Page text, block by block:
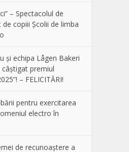
– Spectacolul de
copiii Școlii de limba
și echipa Lågen Bakeri
premiul
– FELICITĂRI!
pentru exercitarea
electro în
de recunoaștere a